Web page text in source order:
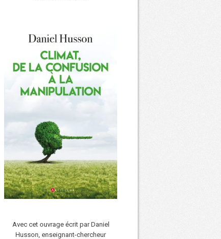
Avec cet ouvrage écrit par Daniel
Husson, enseignant-chercheur